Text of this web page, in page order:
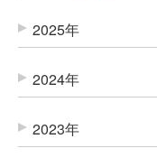
2025年
2024年
2023年